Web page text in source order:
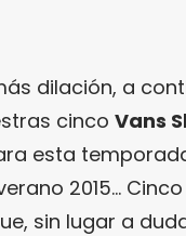
dilación, a
cinco Vans
esta
2015…
sin lugar a